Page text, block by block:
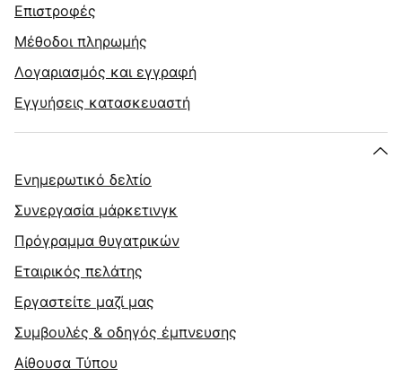
Επιστροφές
Μέθοδοι πληρωμής
Λογαριασμός και εγγραφή
Εγγυήσεις κατασκευαστή
Ενημερωτικό δελτίο
Συνεργασία μάρκετινγκ
Πρόγραμμα θυγατρικών
Εταιρικός πελάτης
Εργαστείτε μαζί μας
Συμβουλές & οδηγός έμπνευσης
Αίθουσα Τύπου